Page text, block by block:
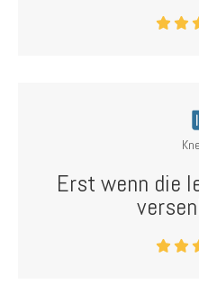
Erst wenn die